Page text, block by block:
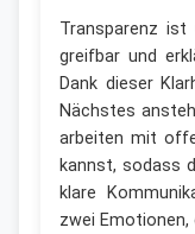
Transparenz
greifbar und
Dank dieser
Nächstes
arbeiten mit
kannst, sodass
klare
zwei